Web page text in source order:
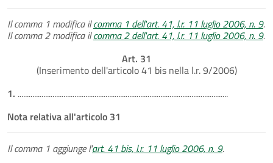
Il comma 1 modifica ilcomma 1 dell'art. 41, l.r. 11 luglio 2006, n. 9.
Il comma 2 modifica ilcomma 2 dell'art. 41, l.r. 11 luglio 2006, n. 9.
Art. 31
(Inserimento dell'articolo 41 bis nella l.r. 9/2006)
1. ...................................................................................................................
Nota relativa all'articolo 31
Il comma 1 aggiunge l'art. 41 bis, l.r. 11 luglio 2006, n. 9.